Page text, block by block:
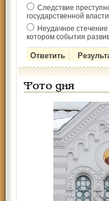
Следствие
государственной власти
Неудачное
котором события
Фото дня